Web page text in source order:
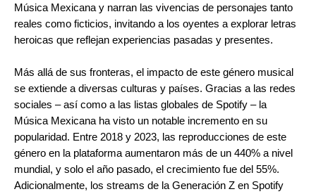
Música Mexicana y narran las vivencias de personajes tanto
reales como ficticios, invitando a los oyentes a explorar letras
heroicas que reflejan experiencias pasadas y presentes.
Más allá de sus fronteras, el impacto de este género musical
se extiende a diversas culturas y países. Gracias a las redes
sociales – así como a las listas globales de Spotify – la
Música Mexicana ha visto un notable incremento en su
popularidad. Entre 2018 y 2023, las reproducciones de este
género en la plataforma aumentaron más de un 440% a nivel
mundial, y solo el año pasado, el crecimiento fue del 55%.
Adicionalmente, los streams de la Generación Z en Spotify